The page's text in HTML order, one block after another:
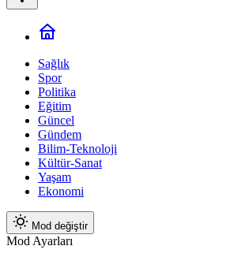
Sağlık
Spor
Politika
Eğitim
Güncel
Gündem
Bilim-Teknoloji
Kültür-Sanat
Yaşam
Ekonomi
Mod değiştir
Mod Ayarları